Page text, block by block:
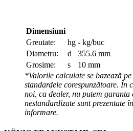
Dimensiuni
Greutate:
hg - kg/buc
Diametru:
d
355.6 mm
Grosime:
s
10 mm
*Valorile calculate se bazează
standardele corespunzătoare. În
noi, ca dealer, nu putem
nestandardizate sunt prezentate
informare.